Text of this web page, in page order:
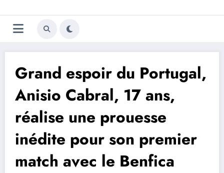
au
contenu
Trivela
L'actualité du football
Grand espoir du Portugal,
Anisio Cabral, 17 ans,
réalise une prouesse
inédite pour son premier
match avec le Benfica